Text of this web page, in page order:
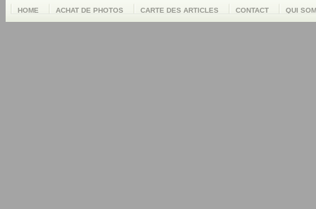
HOME ACHAT DE PHOTOS CARTE DES ARTICLES CONTACT QUI